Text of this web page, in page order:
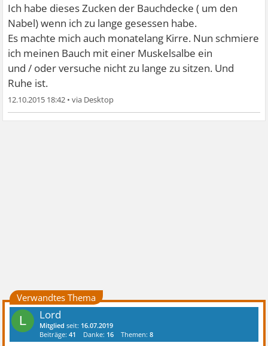
Ich habe dieses Zucken der Bauchdecke ( um den
Nabel) wenn ich zu lange gesessen habe.
Es machte mich auch monatelang Kirre. Nun schmiere
ich meinen Bauch mit einer Muskelsalbe ein
und / oder versuche nicht zu lange zu sitzen. Und
Ruhe ist.
12.10.2015 18:42 •
Verwandtes Thema
L Lord
Mitglied seit: 16.07.2019
Beiträge:41 Danke: 16 Themen:8